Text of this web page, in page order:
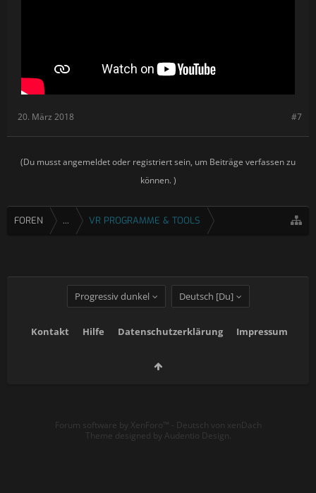
#7
20. März 2018
(Du musst angemeldet oder registriert sein, um Beiträge verfassen zu
können. )
FOREN ... VR PROGRAMME & TOOLS
Progressiv dunkel Deutsch [Du]
Kontakt Hilfe Datenschutzerklärung Impressum
Forum software by XenForo™ - Deutsch von xenDach
Theme designed by Audentio Design.